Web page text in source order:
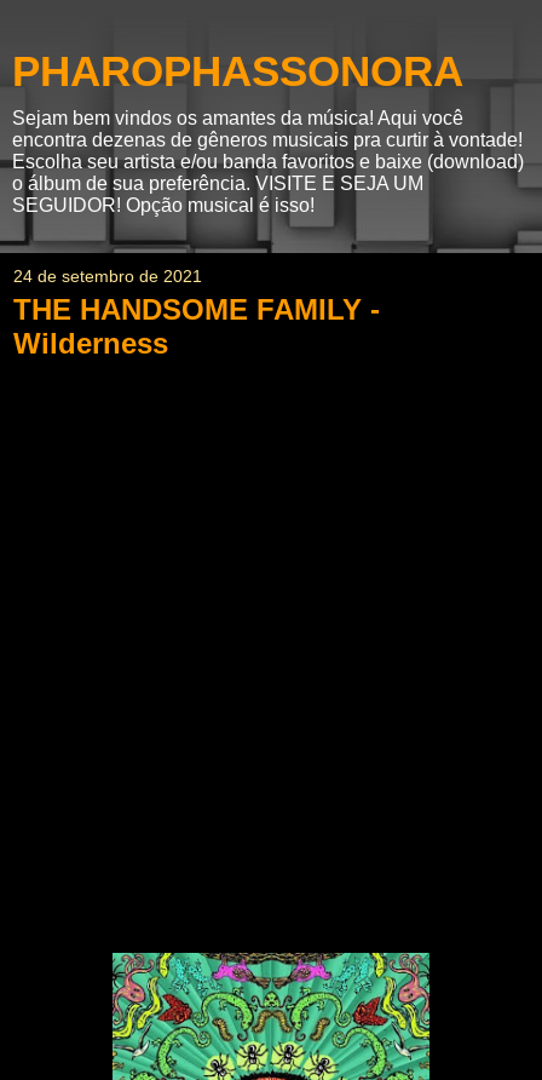
PHAROPHASSONORA
Sejam bem vindos os amantes da música! Aqui você
encontra dezenas de gêneros musicais pra curtir à vontade!
Escolha seu artista e/ou banda favoritos e baixe (download)
o álbum de sua preferência. VISITE E SEJA UM
SEGUIDOR! Opção musical é isso!
24 de setembro de 2021
THE HANDSOME FAMILY -
Wilderness